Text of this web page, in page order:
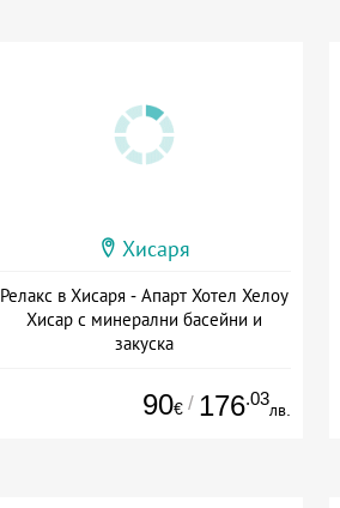
Хисаря
Релакс в Хисаря - Апарт Хотел Хелоу
Хисар с минерални басейни и
закуска
90€ / 176.03
лв.